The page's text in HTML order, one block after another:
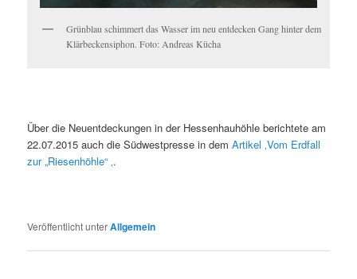
Grünblau schimmert das Wasser im neu entdecken Gang hinter dem
Klärbeckensiphon. Foto: Andreas Kücha
Über die Neuentdeckungen in der Hessenhauhöhle berichtete am
22.07.2015 auch die Südwestpresse in demArtikel ‚Vom Erdfall
zur „Riesenhöhle“ ‚ .
Veröffentlicht unterAllgemein